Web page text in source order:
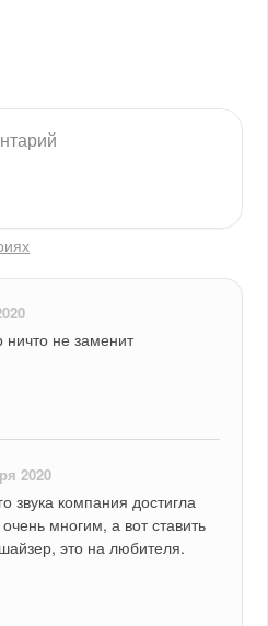
ничто не заменит
2020
звука компания достигла
многим, а вот ставить
это на любителя.